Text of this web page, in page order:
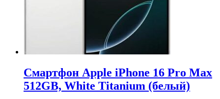
Смартфон Apple iPhone 16 Pro Max
512GB, White Titanium (белый)